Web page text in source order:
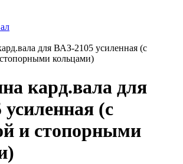
для ВАЗ-2105 усиленная (с
кольцами)
кард.вала для
(с
и стопорными